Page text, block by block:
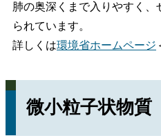
肺の奥深くまで入りやすく、
られています。
詳しくは環境省ホームページ
微小粒子状物質